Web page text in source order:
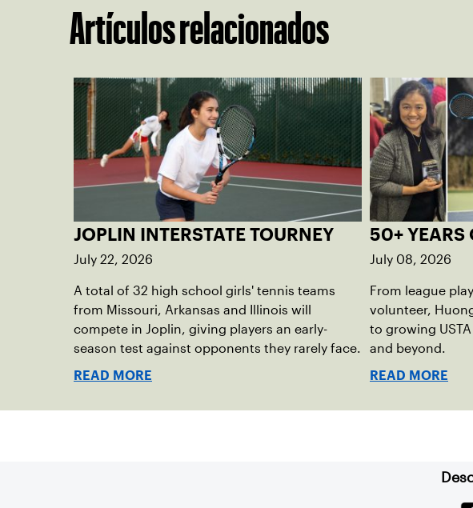
Artículos relacionados
JOPLIN INTERSTATE TOURNEY
July 22, 2026
A total of 32 high school girls' tennis teams
from Missouri, Arkansas and Illinois will
compete in Joplin, giving players an early-
season test against opponents they rarely face.
READ MORE
50+ YEARS
July 08, 2026
From league
volunteer,
to growing
and beyond.
READ MORE